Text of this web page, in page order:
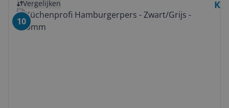
Vergelijken
10